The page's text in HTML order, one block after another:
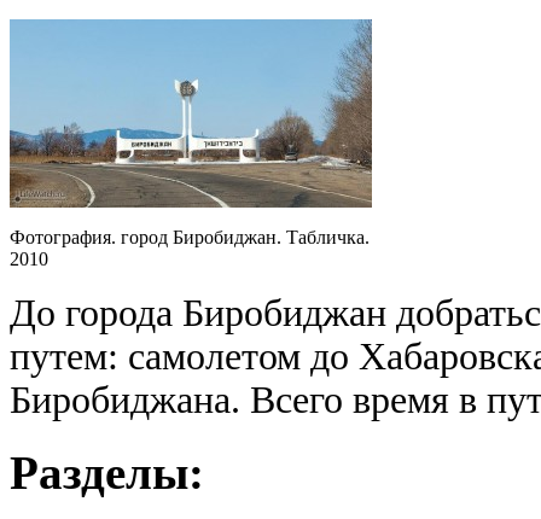
Фотография. город Биробиджан. Табличка.
2010
До города Биробиджан
путем: самолетом до
Биробиджана. Всего время в
Разделы: